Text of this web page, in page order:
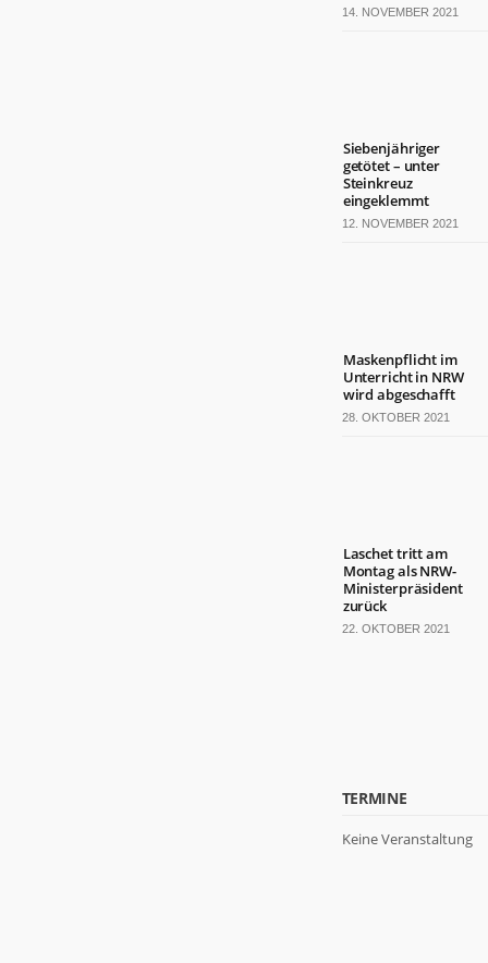
14. NOVEMBER 2021
Siebenjähriger
getötet – unter
Steinkreuz
eingeklemmt
12. NOVEMBER 2021
Maskenpflicht im
Unterricht in NRW
wird abgeschafft
28. OKTOBER 2021
Laschet tritt am
Montag als NRW-
Ministerpräsident
zurück
22. OKTOBER 2021
TERMINE
Keine Veranstaltung